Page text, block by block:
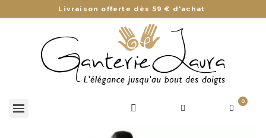
Livraison offerte dès 59 € d'achat
0